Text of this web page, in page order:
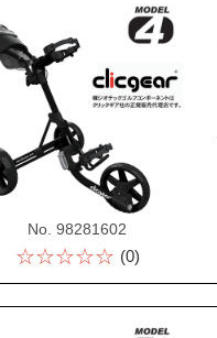
No. 98281602
☆☆☆☆☆ (0)